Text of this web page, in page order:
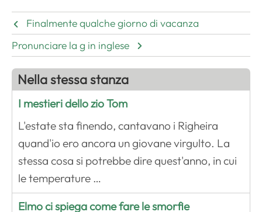
Finalmente qualche giorno di vacanza
Pronunciare la g in inglese
Nella stessa stanza
I mestieri dello zio Tom
L'estate sta finendo, cantavano i Righeira
quand'io ero ancora un giovane virgulto. La
stessa cosa si potrebbe dire quest'anno, in cui
le temperature …
Elmo ci spiega come fare le smorfie